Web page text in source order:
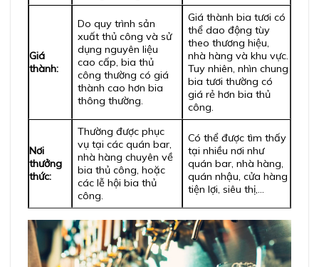
Giá
thành:
Do quy trình sản
xuất thủ công và sử
dụng nguyên liệu
cao cấp, bia thủ
công thường có giá
thành cao hơn bia
thông thường.
Giá thành bia tươi có
thể dao động tùy
theo thương hiệu,
nhà hàng và khu vực.
Tuy nhiên, nhìn chung
bia tươi thường có
giá rẻ hơn bia thủ
công.
Nơi
thưởng
thức:
Thường được phục
vụ tại các quán bar,
nhà hàng chuyên về
bia thủ công, hoặc
các lễ hội bia thủ
công.
Có thể được tìm thấy
tại nhiều nơi như
quán bar, nhà hàng,
quán nhậu, cửa hàng
tiện lợi, siêu thị,…